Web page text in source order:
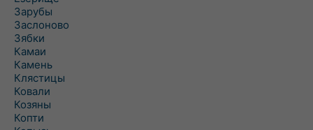
Зарубы
Заслоново
Зябки
Камаи
Камень
Клястицы
Ковали
Козяны
Копти